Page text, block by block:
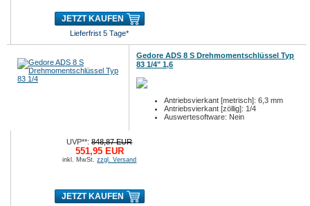
JETZT KAUFEN
Lieferfrist 5 Tage*
Gedore ADS 8 S Drehmomentschlüssel Typ
83 1/4" 1,6
Antriebsvierkant [metrisch]: 6,3 mm
Antriebsvierkant [zöllig]: 1/4
Auswertesoftware: Nein
UVP**:848,87 EUR
551,95 EUR
inkl. MwSt.zzgl. Versand
JETZT KAUFEN